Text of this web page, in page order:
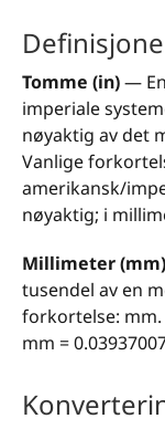
Tomme (in)—
imperiale
nøyaktig av det
Vanlige
amerikansk/
nøyaktig; i
Millimeter (mm)
tusendel av en
forkortelse: mm.
mm =